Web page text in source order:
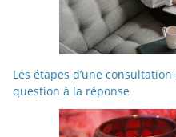
Les étapes d’une
question à la réponse